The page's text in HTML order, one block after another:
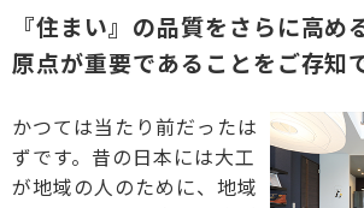
『住まい』の品質をさらに高め
原点が重要であることをご存知
かつては当たり前だったは
ずです。昔の日本には大工
が地域の人のために、地域